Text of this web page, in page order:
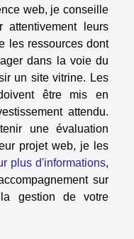
web, je conseille
attentivement leurs
les ressources dont
dans la voie du
un site vitrine. Les
être mis en
attendu.
une évaluation
projet web, je les
plus d'informations,
sur
gestion de votre